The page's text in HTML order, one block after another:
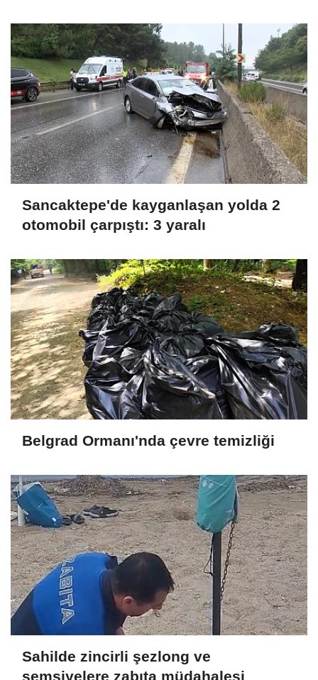
Sancaktepe'de kayganlaşan yolda 2
otomobil çarpıştı: 3 yaralı
Belgrad Ormanı'nda çevre temizliği
Sahilde zincirli şezlong ve
şemsiyelere zabıta müdahalesi